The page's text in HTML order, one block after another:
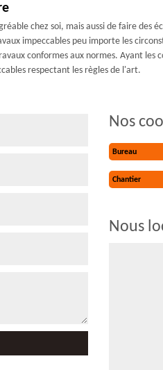
chez soi, mais aussi de faire
impeccables peu importe les
conformes aux normes. Ayant
respectant les règles de l'art.
Nos
Bureau
Chantier
Nous